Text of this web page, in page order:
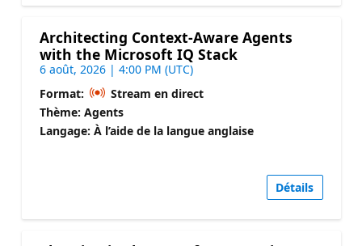
Architecting Context-Aware Agents
with the Microsoft IQ Stack
6 août, 2026 | 4:00 PM (UTC)
Format:
Stream en direct
Thème: Agents
Langage: À l’aide de la langue anglaise
Détails